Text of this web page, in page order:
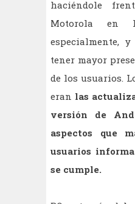
haciéndole
Motorola en
especialmente,
tener mayor
de los usuarios.
eran las
versión de
aspectos que
usuarios
se cumple.